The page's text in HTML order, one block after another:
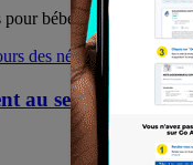
bébé sont
secours des